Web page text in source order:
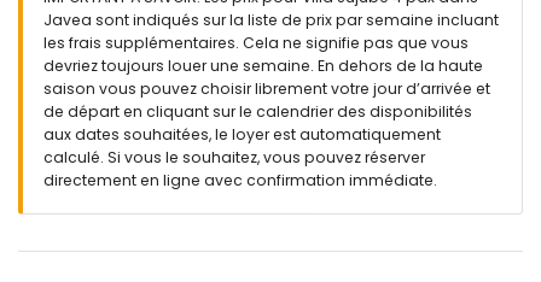
grand terrain clôturé
piscine privée mesurant 12m x 6m et 1,8m de profondeur
magnifique jardin engazonné avec gravier, arbres et
mobilier de jardin avec transats
2 terrasses, dont 1 couverte
barbecue
coin salon extérieur et coin repas extérieur
Plus d'informations
ville la plus proche: Javea (à moins de 4 kilomètres de la
Javea sont indiqués sur la liste de prix par semaine incluant
les frais supplémentaires. Cela ne signifie pas que vous
devriez toujours louer une semaine. En dehors de la haute
saison vous pouvez choisir librement votre jour d’arrivée et
de départ en cliquant sur le calendrier des disponibilités
aux dates souhaitées, le loyer est automatiquement
calculé. Si vous le souhaitez, vous pouvez réserver
directement en ligne avec confirmation immédiate.